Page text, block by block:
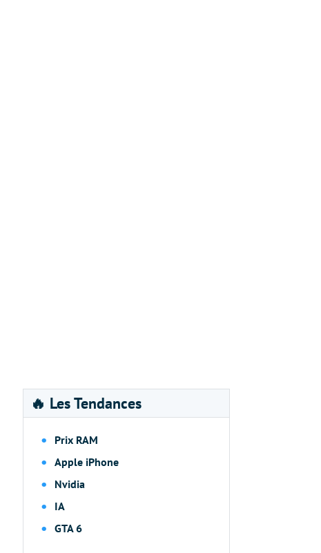
🔥 Les Tendances
Prix RAM
Apple iPhone
Nvidia
IA
GTA 6